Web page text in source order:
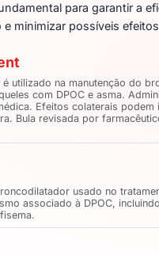
para garantir a
e minimizar possíveis
utilizado na manutenção do
com DPOC e asma.
Efeitos colaterais podem
Bula revisada por
usado no
associado à DPOC,